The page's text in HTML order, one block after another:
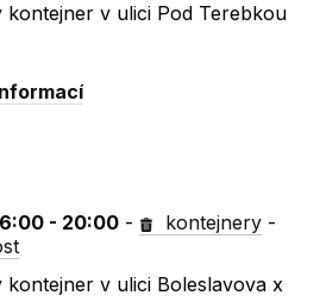
kontejner v ulici Pod Terebkou
- 20:00 - kontejnery -
kontejner v ulici Boleslavova x